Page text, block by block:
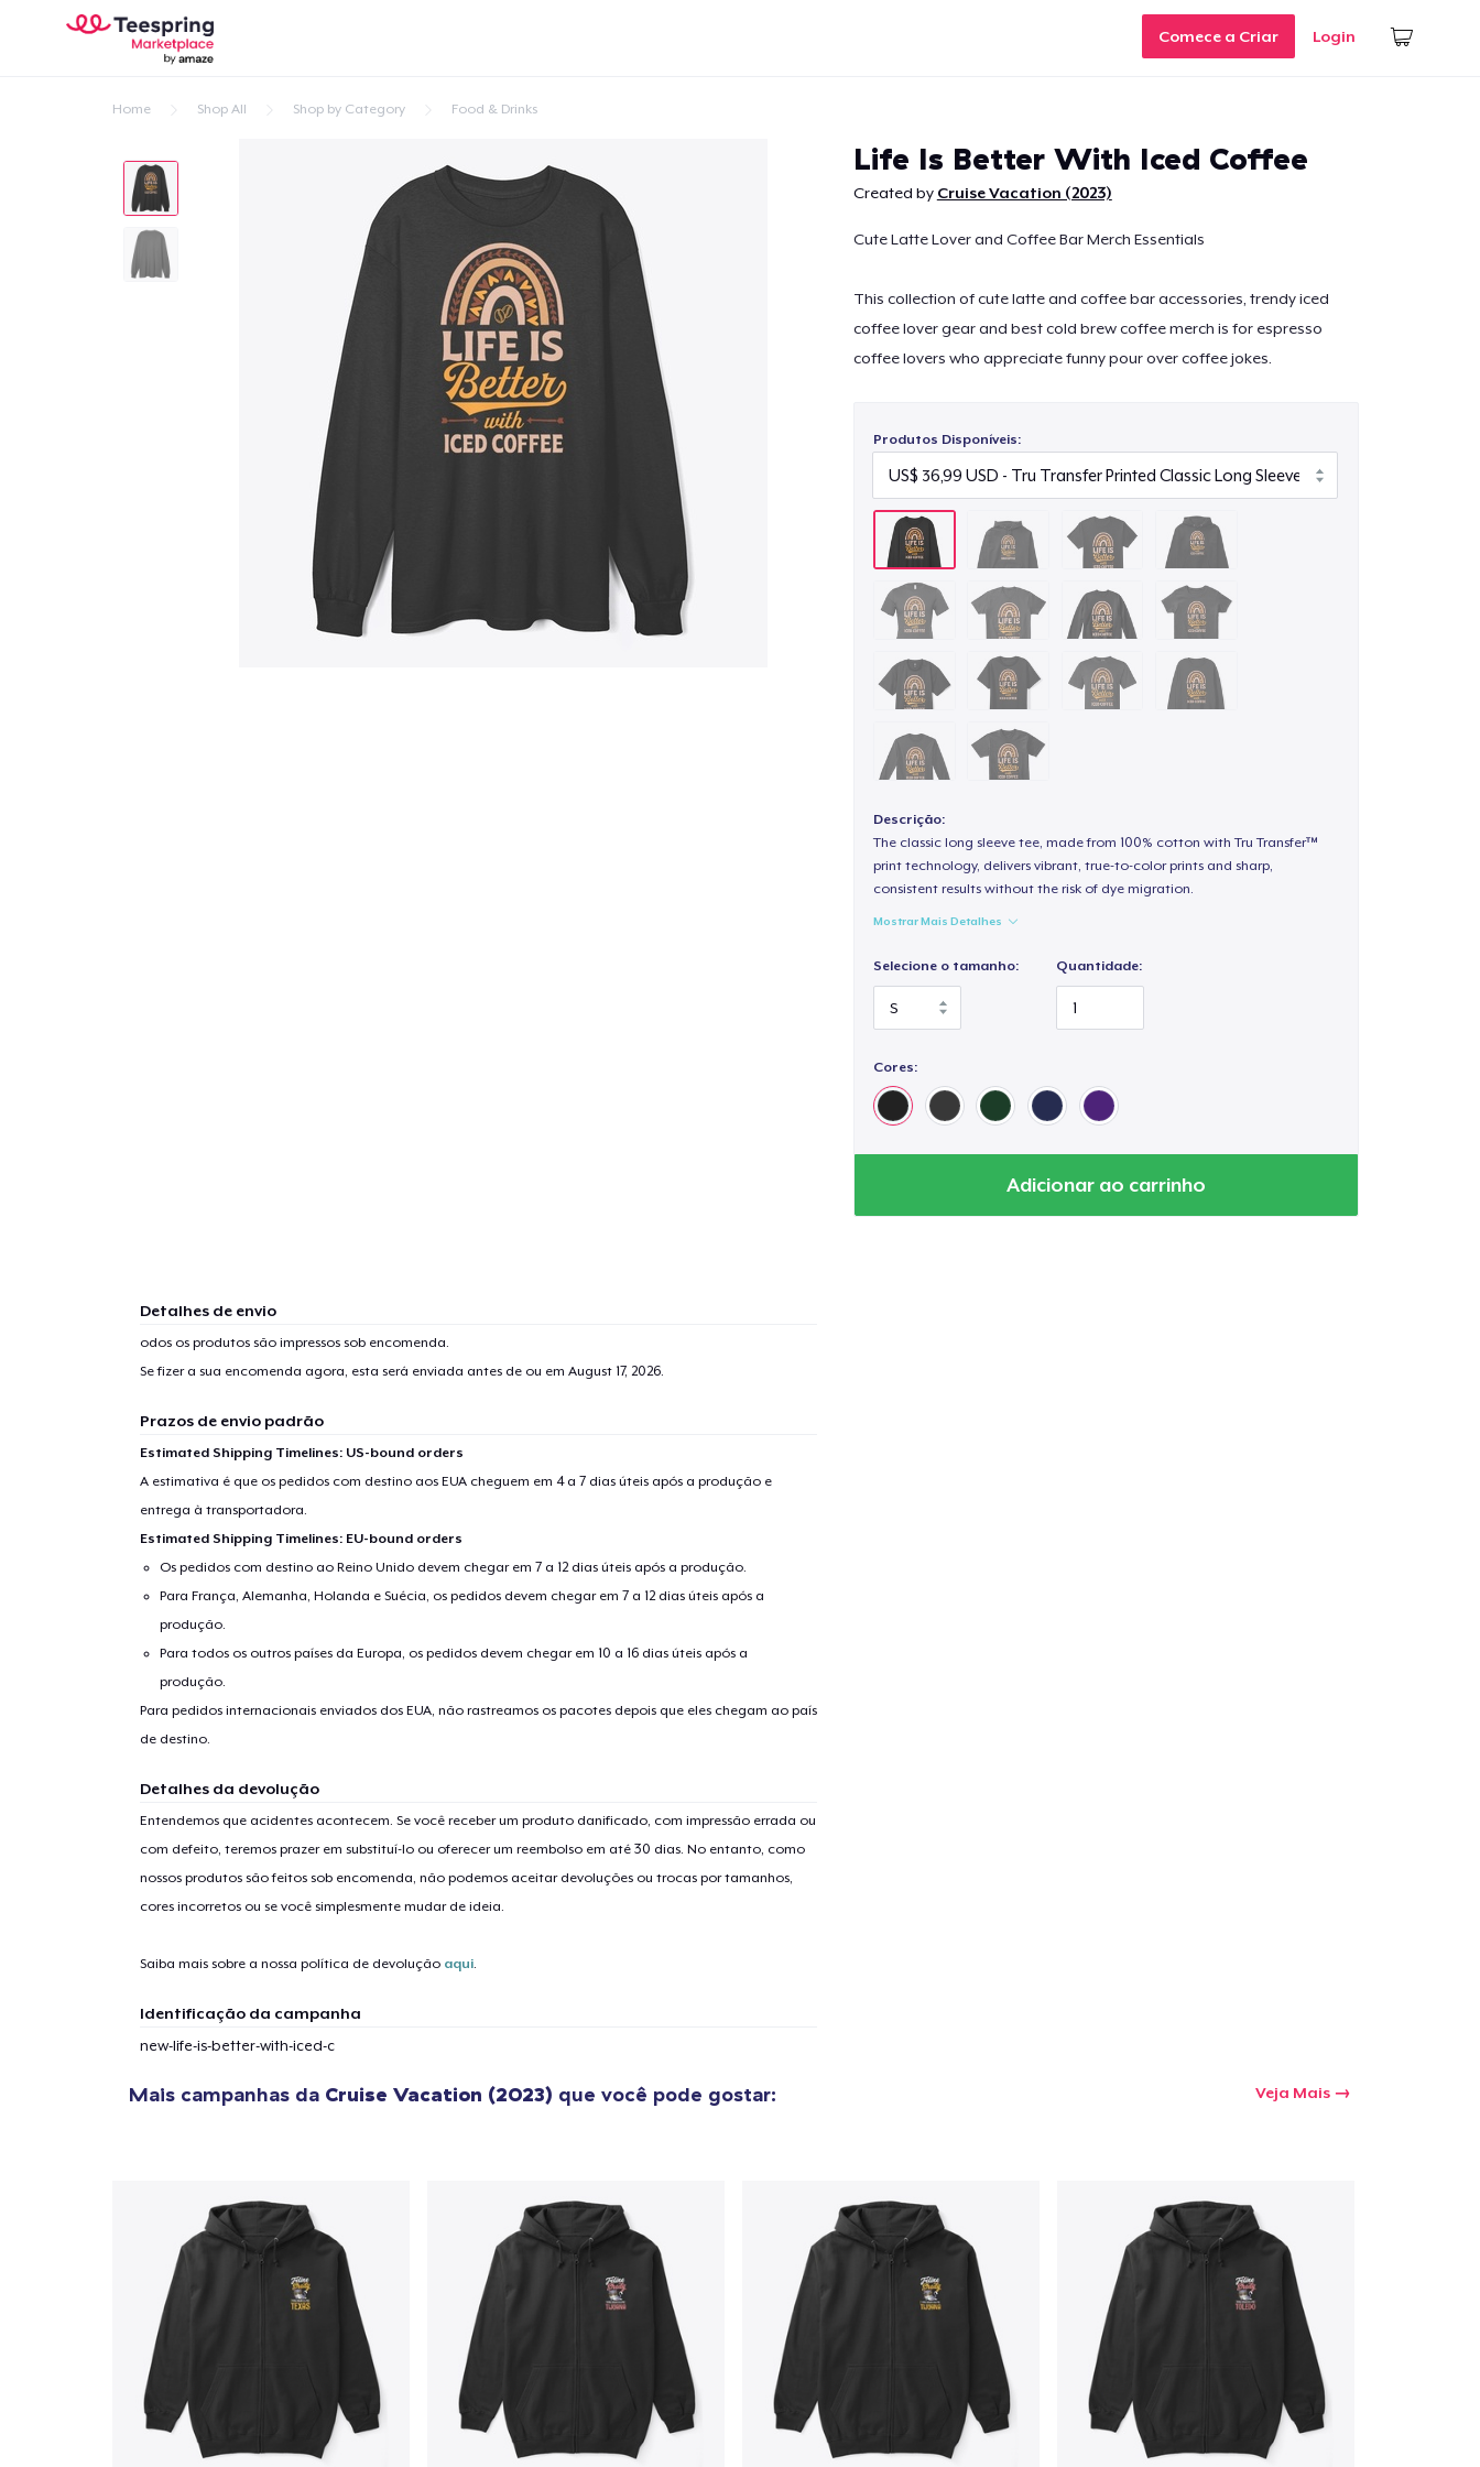
Comece a Criar Login
Home Shop All Shop by Category Food & Drinks
Life Is Better With Iced Coffee
Created by Cruise Vacation (2023)
Cute Latte Lover and Coffee Bar Merch Essentials
This collection of cute latte and coffee bar accessories, trendy iced
coffee lover gear and best cold brew coffee merch is for espresso
coffee lovers who appreciate funny pour over coffee jokes.
Produtos Disponíveis:
Descrição:
The classic long sleeve tee, made from 100% cotton with Tru Transfer™
print technology, delivers vibrant, true-to-color prints and sharp,
consistent results without the risk of dye migration.
Mostrar Mais Detalhes
Selecione o tamanho: Quantidade:
Cores:
Adicionar ao carrinho
Detalhes de envio
odos os produtos são impressos sob encomenda.
Se fizer a sua encomenda agora, esta será enviada antes de ou em August 17, 2026.
Prazos de envio padrão
Estimated Shipping Timelines: US-bound orders
A estimativa é que os pedidos com destino aos EUA cheguem em 4 a 7 dias úteis após a produção e
entrega à transportadora.
Estimated Shipping Timelines: EU-bound orders
Os pedidos com destino ao Reino Unido devem chegar em 7 a 12 dias úteis após a produção.
Para França, Alemanha, Holanda e Suécia, os pedidos devem chegar em 7 a 12 dias úteis após a
produção.
Para todos os outros países da Europa, os pedidos devem chegar em 10 a 16 dias úteis após a
produção.
Para pedidos internacionais enviados dos EUA, não rastreamos os pacotes depois que eles chegam ao país
de destino.
Detalhes da devolução
Entendemos que acidentes acontecem. Se você receber um produto danificado, com impressão errada ou
com defeito, teremos prazer em substituí-lo ou oferecer um reembolso em até 30 dias. No entanto, como
nossos produtos são feitos sob encomenda, não podemos aceitar devoluções ou trocas por tamanhos,
cores incorretos ou se você simplesmente mudar de ideia.
Saiba mais sobre a nossa política de devolução aqui.
Identificação da campanha
new-life-is-better-with-iced-c
Mais campanhas da Cruise Vacation (2023) que você pode gostar: Veja Mais
Seguir para a Finalização da
Unisex Premium Pullover Hoodie
US$ 40,99
Bella Canvas 3001 | Classic Unisex Jersey T-Shirt
US$ 23,99